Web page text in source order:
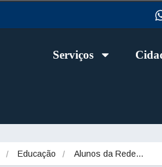
Serviços
Educação Alunos da Rede…